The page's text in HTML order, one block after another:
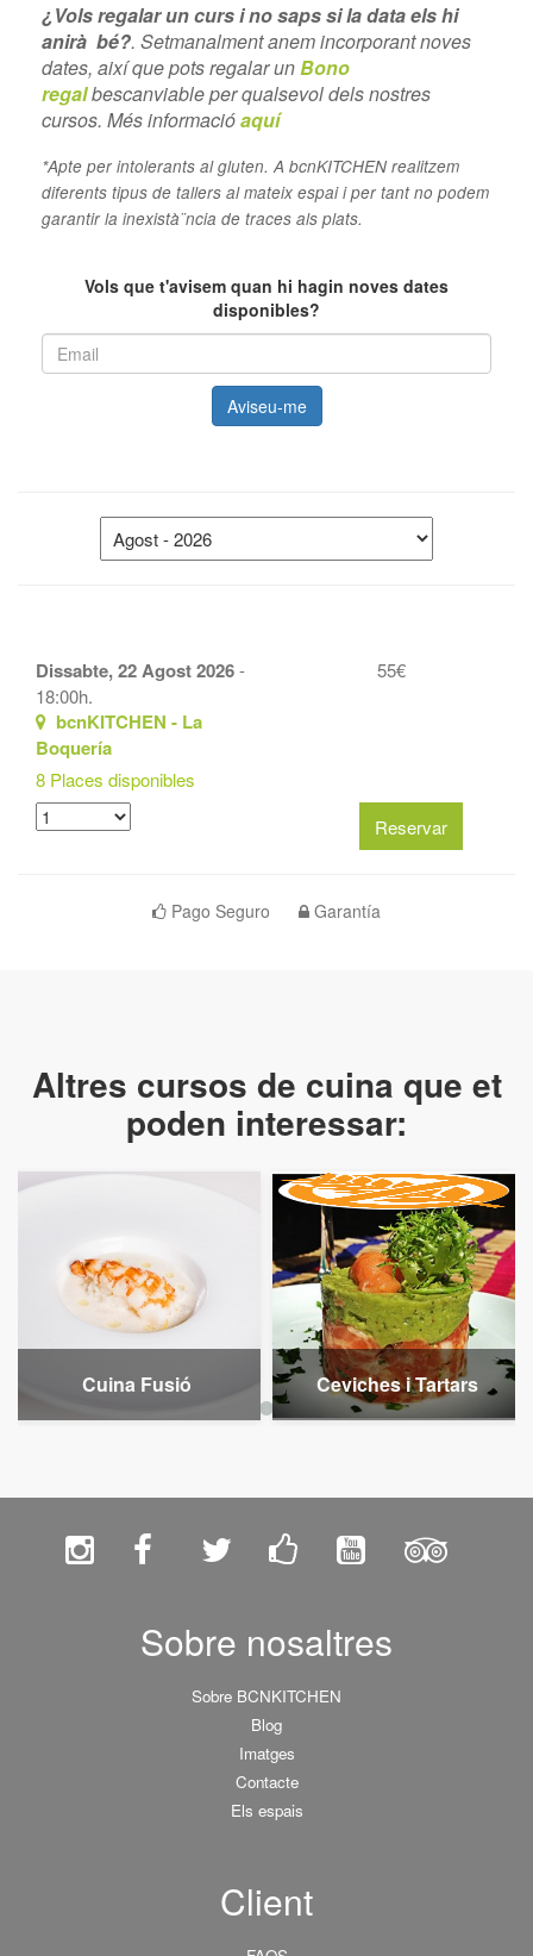
¿Vols regalar un curs i no saps si la data els hi
anirà bé?. Setmanalment anem incorporant noves
dates, així que pots regalar unBono
regalbescanviable per qualsevol dels nostres
cursos. Més informacióaquí
*Apte per intolerants al gluten. A bcnKITCHEN realitzem
diferents tipus de tallers al mateix espai i per tant no podem
garantir la inexistà¨ncia de traces als plats.
text
Vols que t'avisem quan hi hagin noves dates
disponibles?
Aviseu-me
Dissabte, 22 Agost 2026-
18:00h.
bcnKITCHEN - La
Boquería
55€
8 Places disponibles
Pago Seguro Garantía
Altres cursos de cuina que et
poden interessar:
Cuina Fusió Ceviches i Tartars
Sobre nosaltres
Sobre BCNKITCHEN
Blog
Imatges
Contacte
Els espais
Client